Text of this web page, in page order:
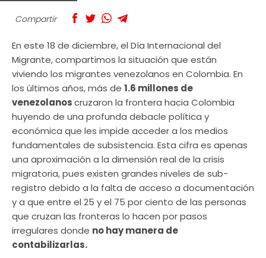
Compartir
En este 18 de diciembre, el Día Internacional del
Migrante, compartimos la situación que están
viviendo los migrantes venezolanos en Colombia. En
los últimos años, más de 1.6 millones de
venezolanoscruzaron la frontera hacia Colombia
huyendo de una profunda debacle política y
económica que les impide acceder a los medios
fundamentales de subsistencia. Esta cifra es apenas
una aproximación a la dimensión real de la crisis
migratoria, pues existen grandes niveles de sub-
registro debido a la falta de acceso a documentación
y a que entre el 25 y el 75 por ciento de las personas
que cruzan las fronteras lo hacen por pasos
irregulares donde no hay manera de
contabilizarlas.